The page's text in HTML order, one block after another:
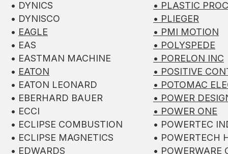
• DYNICS
• DYNISCO
• EAGLE
• EAS
• EASTMAN MACHINE
• EATON
• EATON LEONARD
• EBERHARD BAUER
• ECCI
• ECLIPSE COMBUSTION
• ECLIPSE MAGNETICS
• EDWARDS
• PLASTIC
• PLIEGER
• PMI MOTION
• POLYSPEDE
• PORELON INC
• POSITIVE
• POTOMAC
• POWER
• POWER ONE
• POWERTEC
• POWERTECH
• POWERWARE